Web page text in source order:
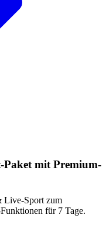
mit Premium-
Live-Sport zum
für 7 Tage.